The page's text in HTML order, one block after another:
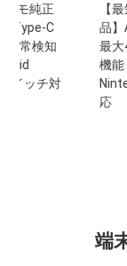
知
対
【最短当
品】ACア
最大45W
機能
Nintendo
端